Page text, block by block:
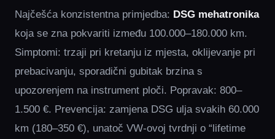
Najčešća konzistentna primjedba: DSG mehatronika
koja se zna pokvariti između 100.000–180.000 km.
Simptomi: trzaji pri kretanju iz mjesta, oklijevanje pri
prebacivanju, sporadični gubitak brzina s
upozorenjem na instrument ploči. Popravak: 800–
1.500 €. Prevencija: zamjena DSG ulja svakih 60.000
km (180–350 €), unatoč VW-ovoj tvrdnji o “lifetime